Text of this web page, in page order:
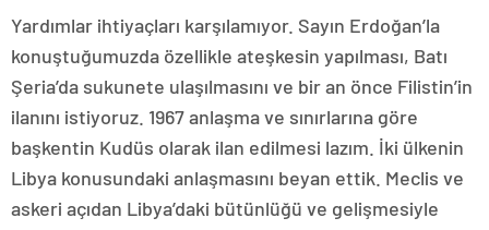
Yardımlar ihtiyaçları karşılamıyor. Sayın Erdoğan’la
konuştuğumuzda özellikle ateşkesin yapılması, Batı
Şeria’da sukunete ulaşılmasını ve bir an önce Filistin’in
ilanını istiyoruz. 1967 anlaşma ve sınırlarına göre
başkentin Kudüs olarak ilan edilmesi lazım. İki ülkenin
Libya konusundaki anlaşmasını beyan ettik. Meclis ve
askeri açıdan Libya’daki bütünlüğü ve gelişmesiyle